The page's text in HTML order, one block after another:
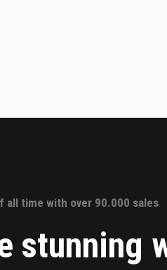
time with over 90.000 sales
stunning